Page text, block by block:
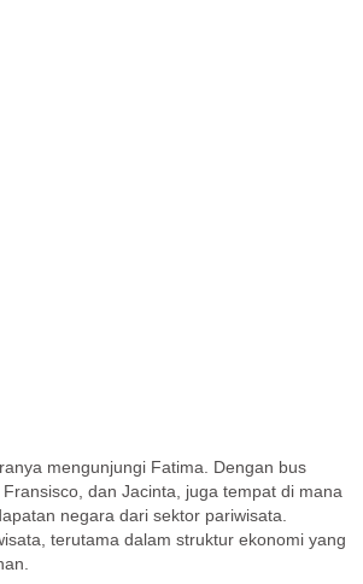
mengunjungi Fatima. Dengan bus
dan Jacinta, juga tempat di mana
negara dari sektor pariwisata.
terutama dalam struktur ekonomi yang